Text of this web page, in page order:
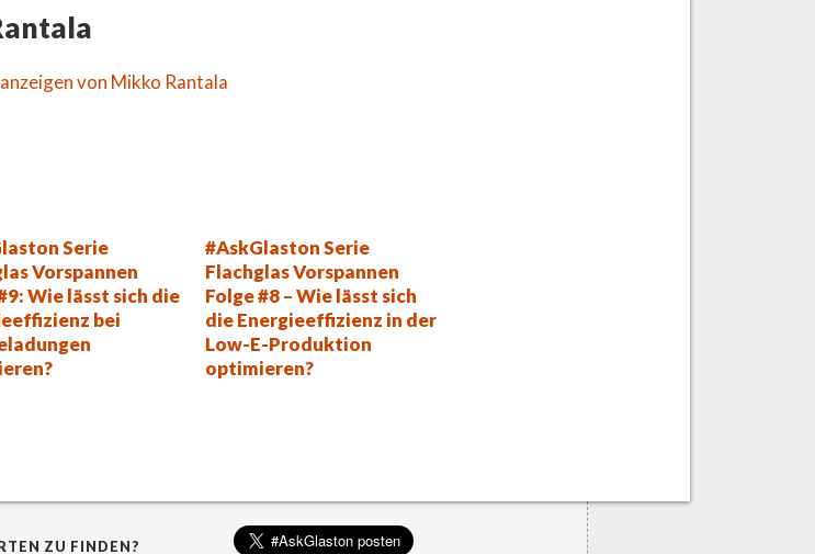
von Mikko Rantala
Serie
Vorspannen
Wie lässt sich die
bei
#AskGlaston Serie
Flachglas Vorspannen
Folge #8 – Wie lässt sich
die Energieeffizienz in der
Low-E-Produktion
optimieren?
ZU FINDEN?